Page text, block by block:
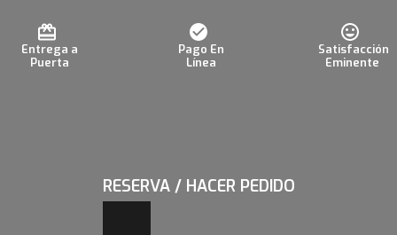
Entrega a
Puerta
Pago En
Línea
Satisfacción
Eminente
RESERVA / HACER PEDIDO